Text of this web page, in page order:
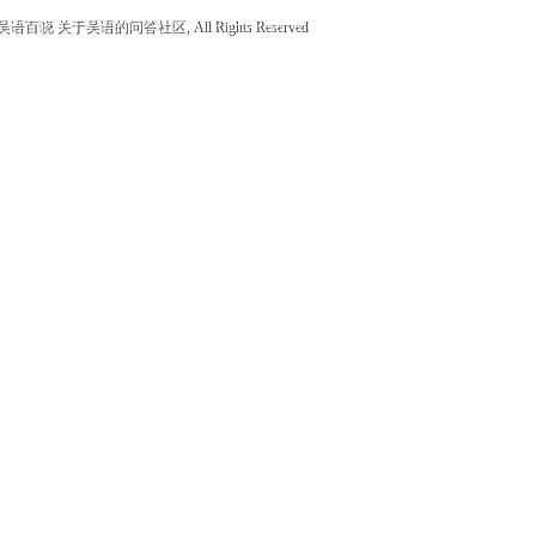
语百晓 关于吴语的问答社区, All Rights Reserved